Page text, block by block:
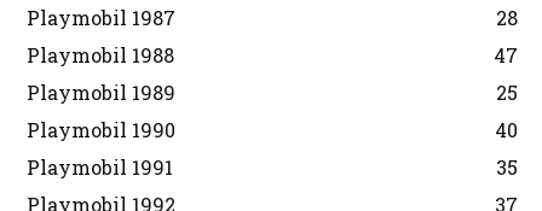
Playmobil 1987
28
Playmobil 1988
47
Playmobil 1989
25
Playmobil 1990
40
Playmobil 1991
35
Playmobil 1992
37